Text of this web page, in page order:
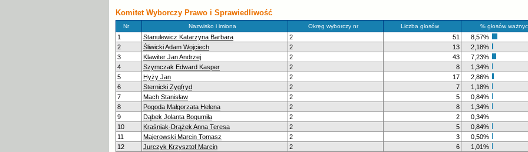
Komitet Wyborczy Prawo i Sprawiedliwość
Nr Nazwisko i imiona Okręg wyborczy nr Liczba głosów % głosów
1 Stanulewicz Katarzyna Barbara 2 51
8,57%
2
Śliwicki Adam Wojciech 2 13
2,18%
3
Klawiter Jan Andrzej 2 43
7,23%
4
Szymczak Edward Kasper 2 8
1,34%
5
Hyży Jan 2 17
2,86%
6
Sternicki Zygfryd 2 7
1,18%
7
Mach Stanisław 2 5
0,84%
8
Pogoda Małgorzata Helena 2 8
1,34%
9
Dąbek Jolanta Bogumiła 2 2
0,34%
10
Kraśniak-Drążek Anna Teresa 2 5
0,84%
11
Majerowski Marcin Tomasz 2 3
0,50%
12
Jurczyk Krzysztof Marcin 2 6
1,01%